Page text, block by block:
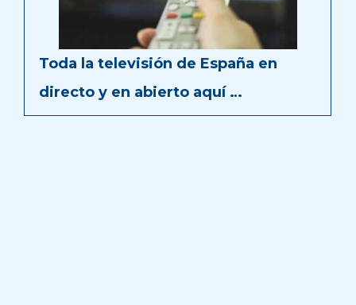
Toda la televisión de España en
directo y en abierto aquí …